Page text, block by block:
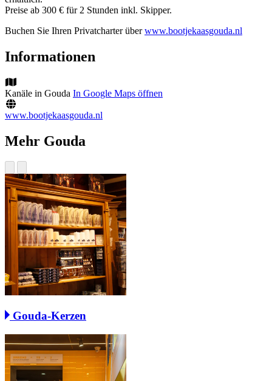
Preise ab 300 € für 2 Stunden inkl. Skipper.
Buchen Sie Ihren Privatcharter überwww.bootjekaasgouda.nl
Informationen
Kanäle in Gouda In Google Maps öffnen
www.bootjekaasgouda.nl
Mehr Gouda
Gouda-Kerzen